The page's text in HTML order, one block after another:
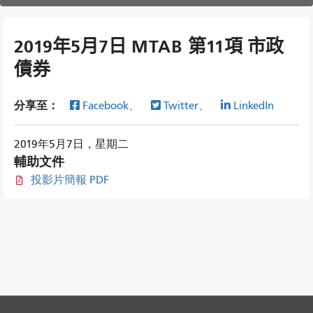
2019年5月7日 MTAB 第11項 市政
債券
分享至： Facebook、 Twitter、 LinkedIn
2019年5月7日，星期二
輔助文件
投影片簡報 PDF